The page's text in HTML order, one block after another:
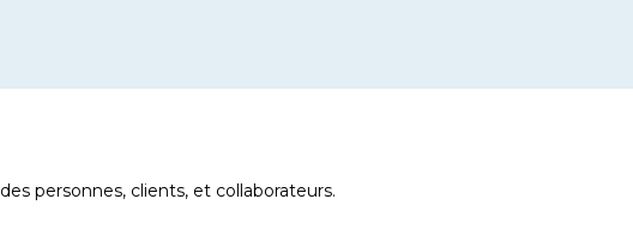
personnes, clients, et collaborateurs.